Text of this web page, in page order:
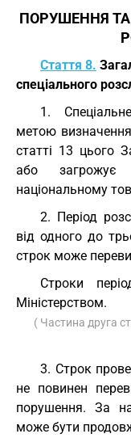
ПОРУШЕННЯ
Стаття 8.
спеціального
1.
метою
статті 13 цього
або загрожує
національному
2. Період
від одного до
строк може
Строки
Міністерством.
( Частина друга
3. Строк
не повинен
порушення. За
може бути